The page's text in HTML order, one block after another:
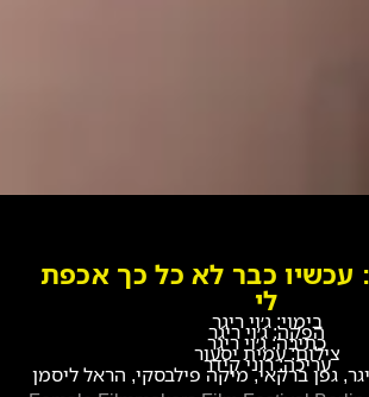
עכשיו כבר לא כל כך אכפת
לי
בימוי: ג׳וי ריגר
הפקה: ג׳וי ריגר
כתיבה: ג׳וי ריגר
צילום: עמית יסעור
עריכה: רוני קידר
גפן ברקאי, מיקה פילבסקי, הראל ליסמן